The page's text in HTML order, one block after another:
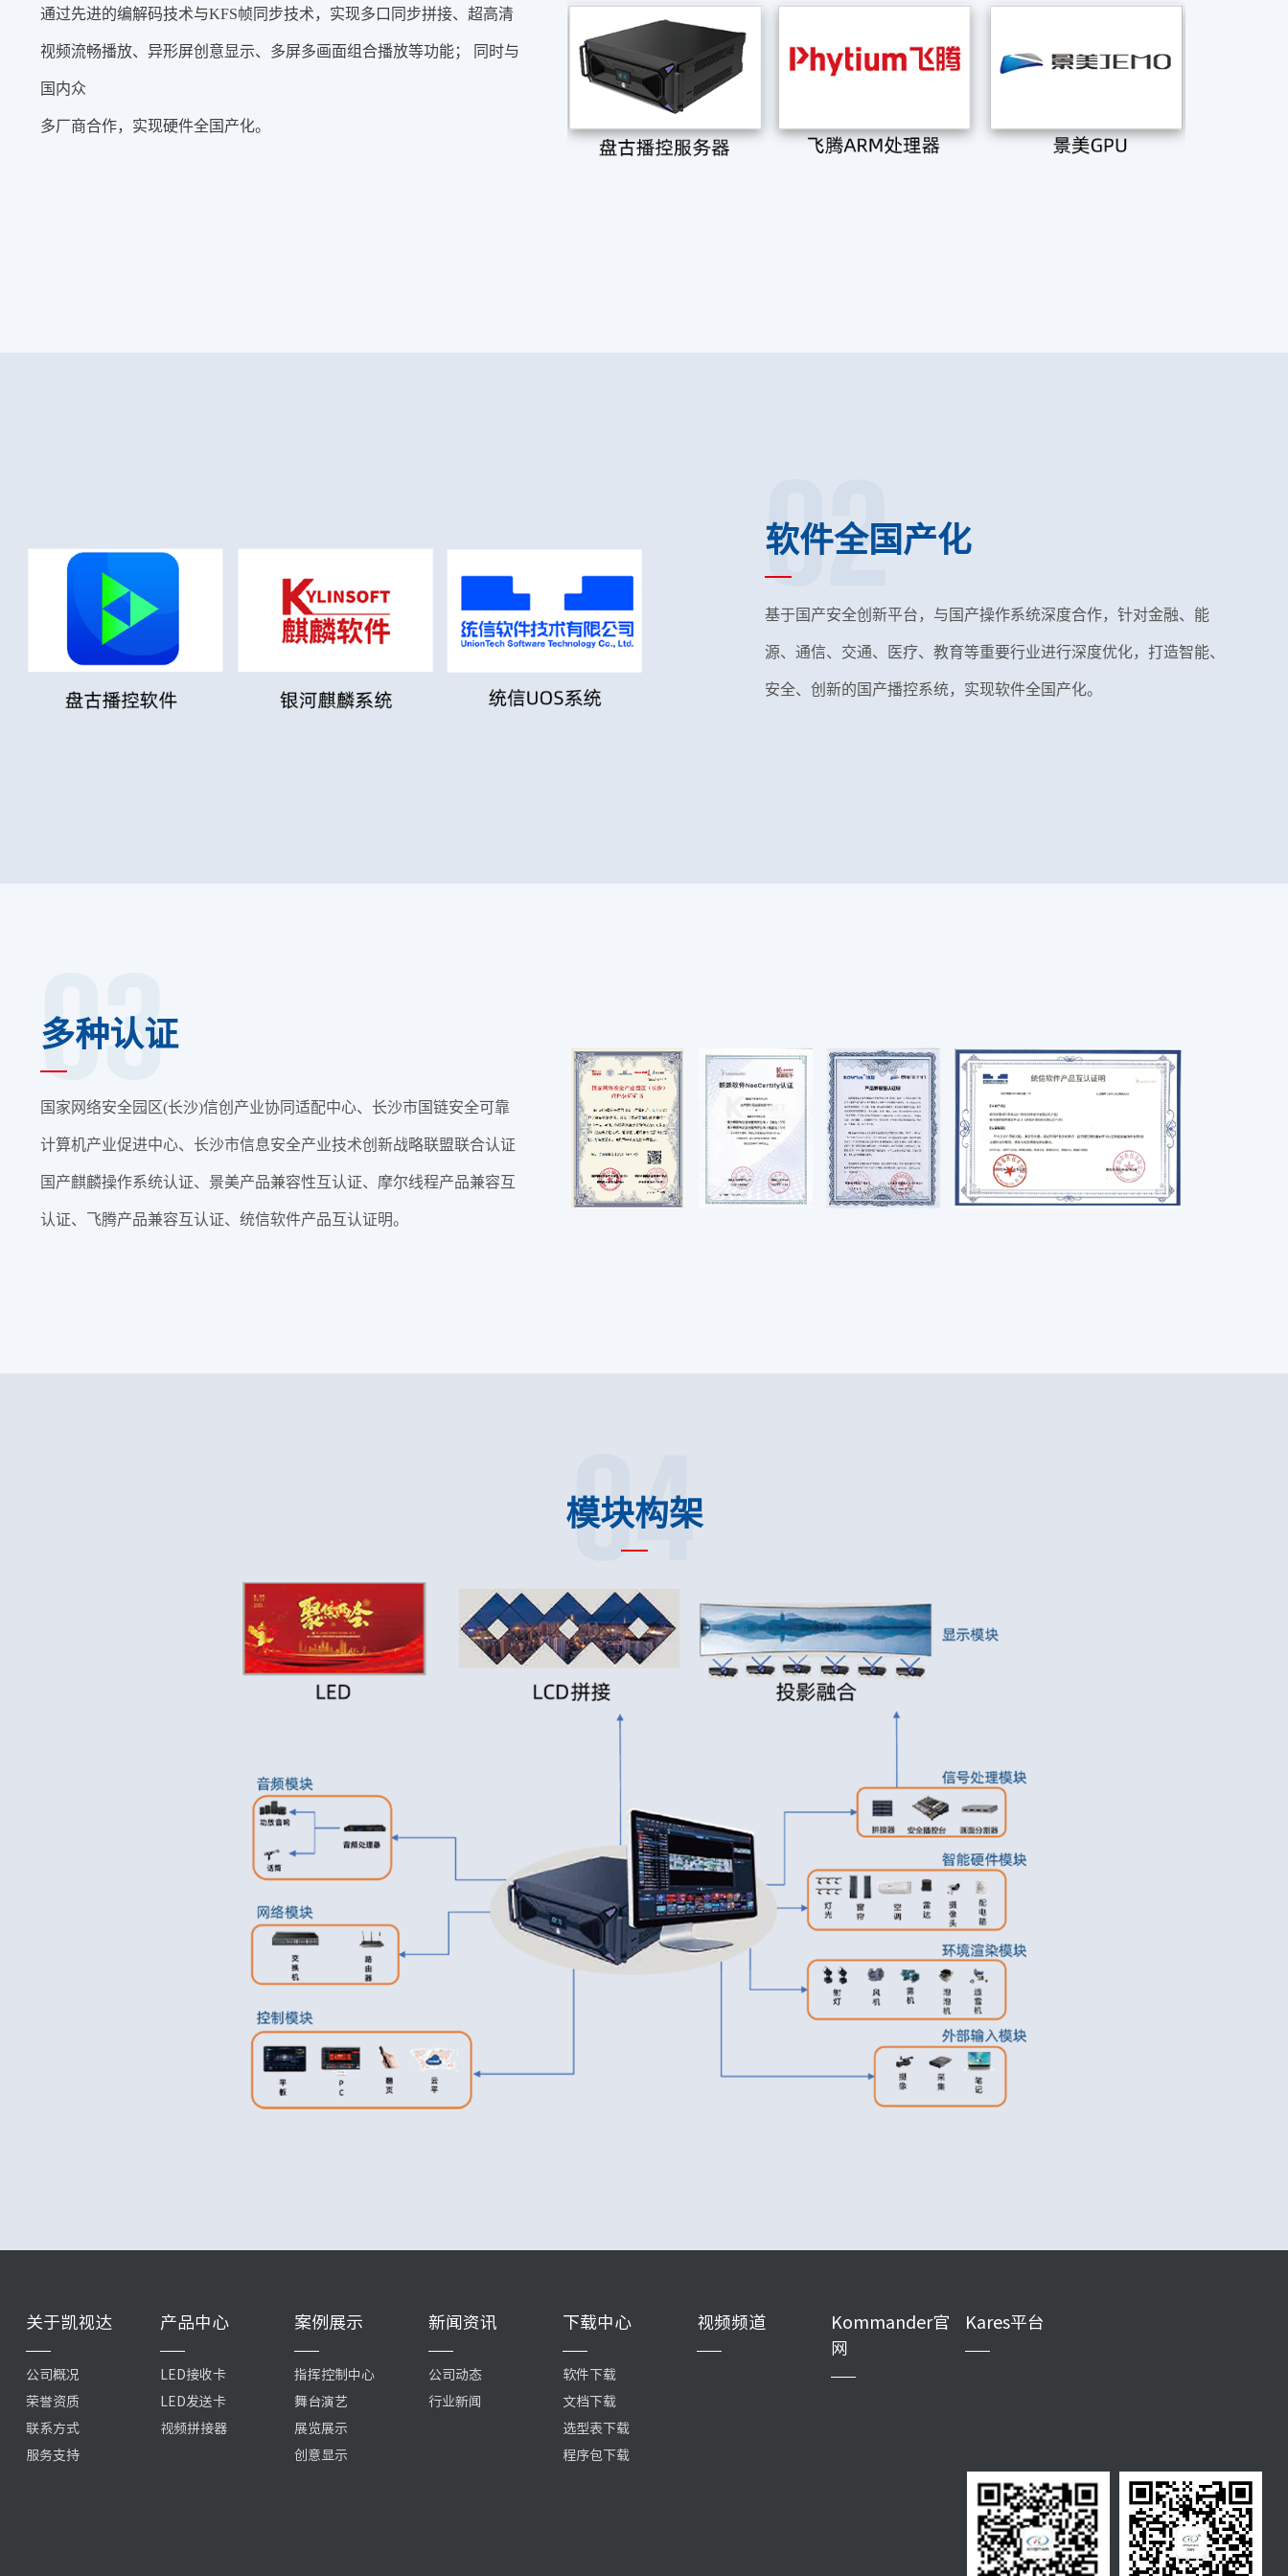
通过先进的编解码技术与KFS帧同步技术，实现多口同步拼接、超高清
视频流畅播放、异形屏创意显示、多屏多画面组合播放等功能； 同时与
国内众
多厂商合作，实现硬件全国产化。
软件全国产化
02
基于国产安全创新平台，与国产操作系统深度合作，针对金融、能
源、通信、交通、医疗、教育等重要行业进行深度优化，打造智能、
安全、创新的国产播控系统，实现软件全国产化。
多种认证
03
国家网络安全园区(长沙)信创产业协同适配中心、长沙市国链安全可靠
计算机产业促进中心、长沙市信息安全产业技术创新战略联盟联合认证
国产麒麟操作系统认证、景美产品兼容性互认证、摩尔线程产品兼容互
认证、飞腾产品兼容互认证、统信软件产品互认证明。
模块构架
04
关于凯视达
公司概况
荣誉资质
联系方式
服务支持
产品中心
LED接收卡
LED发送卡
视频拼接器
案例展示
指挥控制中心
舞台演艺
展览展示
创意显示
新闻资讯
公司动态
行业新闻
下载中心
软件下载
文档下载
选型表下载
程序包下载
视频频道
Kommander官
网
Kares平台